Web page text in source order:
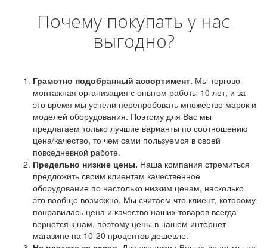
Почему покупать у нас
выгодно?
Грамотно подобранный ассортимент. Мы торгово-
монтажная организация с опытом работы 10 лет, и за
это время мы успели перепробовать множество марок и
моделей оборудования. Поэтому для Вас мы
предлагаем только лучшие варианты по соотношению
цена/качество, то чем сами пользуемся в своей
повседневной работе.
Предельно низкие цены. Наша компания стремиться
предложить своим клиентам качественное
оборудование по настолько низким ценам, насколько
это вообще возможно. Мы считаем что клиент, которому
понравилась цена и качество наших товаров всегда
вернется к нам, поэтому цены в нашем интернет
магазине на 10-20 процентов дешевле.